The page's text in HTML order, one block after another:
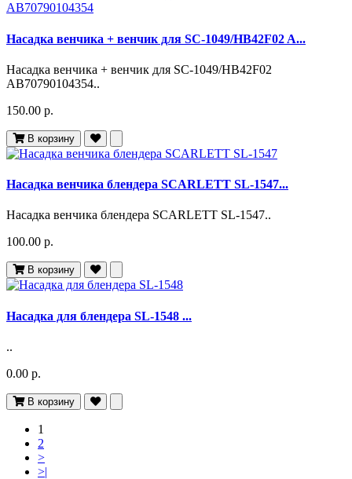
Насадка венчика + венчик для SC-1049/HB42F02 A...
Насадка венчика + венчик для SC-1049/HB42F02
AB70790104354..
150.00 р.
В корзину
Насадка венчика блендера SCARLETT SL-1547...
Насадка венчика блендера SCARLETT SL-1547..
100.00 р.
В корзину
Насадка для блендера SL-1548 ...
..
0.00 р.
В корзину
1
2
>
>|